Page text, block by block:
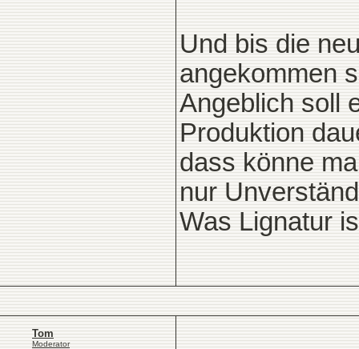
Und bis die
angekommen
Angeblich soll
Produktion
dass könne
nur
Was Lignatur
Tom
Moderator